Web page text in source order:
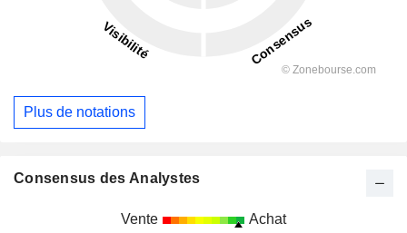
Plus de notations
Consensus des Analystes
Vente Achat